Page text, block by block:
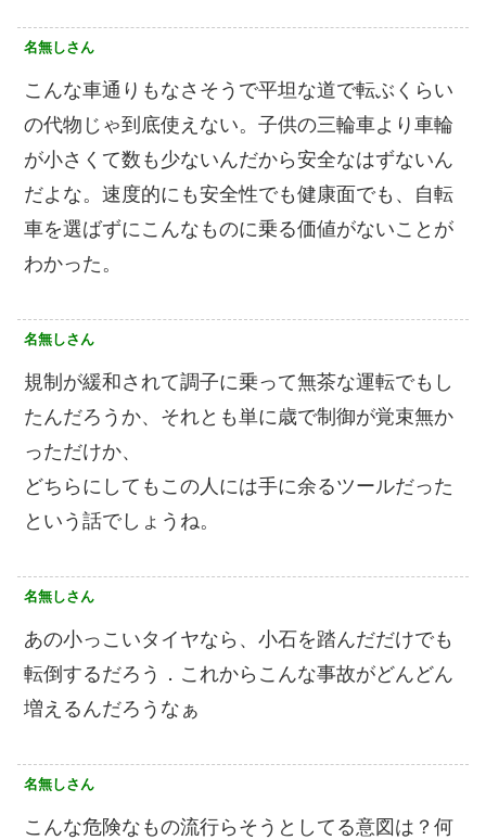
名無しさん
こんな車通りもなさそうで平坦な道で転ぶくらい
の代物じゃ到底使えない。子供の三輪車より車輪
が小さくて数も少ないんだから安全なはずないん
だよな。速度的にも安全性でも健康面でも、自転
車を選ばずにこんなものに乗る価値がないことが
わかった。
名無しさん
規制が緩和されて調子に乗って無茶な運転でもし
たんだろうか、それとも単に歳で制御が覚束無か
っただけか、
どちらにしてもこの人には手に余るツールだった
という話でしょうね。
名無しさん
あの小っこいタイヤなら、小石を踏んだだけでも
転倒するだろう．これからこんな事故がどんどん
増えるんだろうなぁ
名無しさん
こんな危険なもの流行らそうとしてる意図は？何